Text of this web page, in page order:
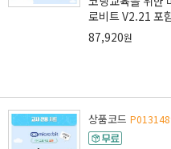
로비트 V2.21 포
87,920원
상품코드